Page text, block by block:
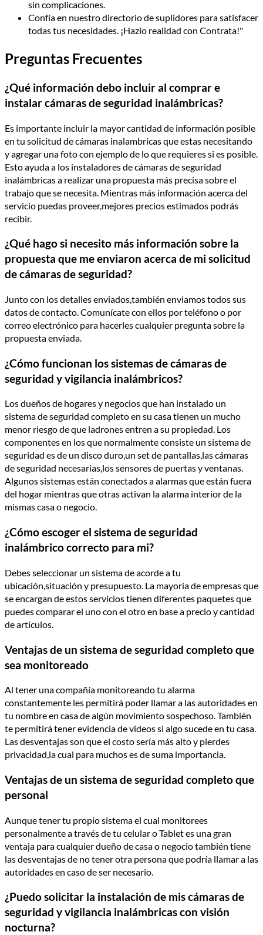
sin complicaciones.
Confía en nuestro directorio de suplidores para satisfacer
todas tus necesidades. ¡Hazlo realidad con Contrata!"
Preguntas Frecuentes
¿Qué información debo incluir al comprar e
instalar cámaras de seguridad inalámbricas?
Es importante incluir la mayor cantidad de información posible
en tu solicitud de cámaras inalambricas que estas necesitando
y agregar una foto con ejemplo de lo que requieres si es posible.
Esto ayuda a los instaladores de cámaras de seguridad
inalámbricas a realizar una propuesta más precisa sobre el
trabajo que se necesita. Mientras más información acerca del
servicio puedas proveer,mejores precios estimados podrás
recibir.
¿Qué hago si necesito más información sobre la
propuesta que me enviaron acerca de mi solicitud
de cámaras de seguridad?
Junto con los detalles enviados,también enviamos todos sus
datos de contacto. Comunícate con ellos por teléfono o por
correo electrónico para hacerles cualquier pregunta sobre la
propuesta enviada.
¿Cómo funcionan los sistemas de cámaras de
seguridad y vigilancia inalámbricos?
Los dueños de hogares y negocios que han instalado un
sistema de seguridad completo en su casa tienen un mucho
menor riesgo de que ladrones entren a su propiedad. Los
componentes en los que normalmente consiste un sistema de
seguridad es de un disco duro,un set de pantallas,las cámaras
de seguridad necesarias,los sensores de puertas y ventanas.
Algunos sistemas están conectados a alarmas que están fuera
del hogar mientras que otras activan la alarma interior de la
mismas casa o negocio.
¿Cómo escoger el sistema de seguridad
inalámbrico correcto para mi?
Debes seleccionar un sistema de acorde a tu
ubicación,situación y presupuesto. La mayoría de empresas que
se encargan de estos servicios tienen diferentes paquetes que
puedes comparar el uno con el otro en base a precio y cantidad
de artículos.
Ventajas de un sistema de seguridad completo que
sea monitoreado
Al tener una compañía monitoreando tu alarma
constantemente les permitirá poder llamar a las autoridades en
tu nombre en casa de algún movimiento sospechoso. También
te permitirá tener evidencia de videos si algo sucede en tu casa.
Las desventajas son que el costo sería más alto y pierdes
privacidad,la cual para muchos es de suma importancia.
Ventajas de un sistema de seguridad completo que
personal
Aunque tener tu propio sistema el cual monitorees
personalmente a través de tu celular o Tablet es una gran
ventaja para cualquier dueño de casa o negocio también tiene
las desventajas de no tener otra persona que podría llamar a las
autoridades en caso de ser necesario.
¿Puedo solicitar la instalación de mis cámaras de
seguridad y vigilancia inalámbricas con visión
nocturna?